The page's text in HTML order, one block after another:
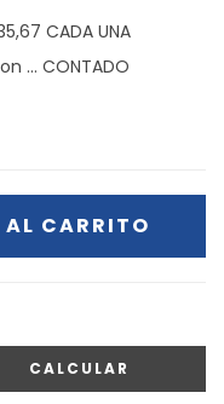
... CONTADO
CALCULAR